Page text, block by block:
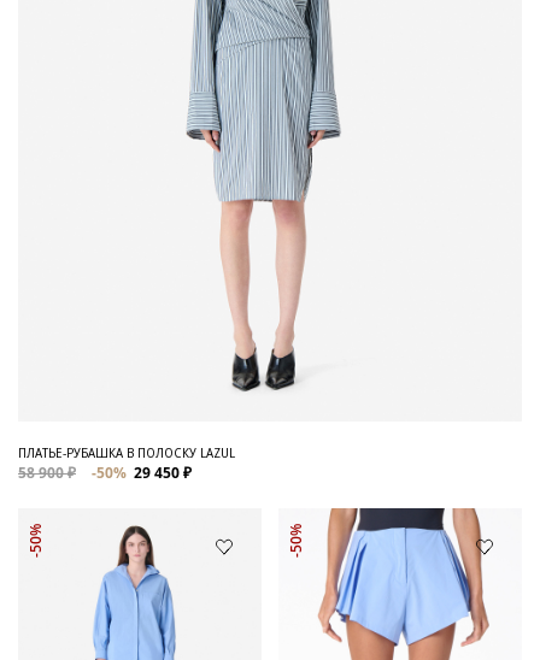
ПЛАТЬЕ-РУБАШКА В ПОЛОСКУ LAZUL
58 900 ₽ -50% 29 450 ₽
-50% -50%